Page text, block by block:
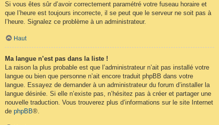
Si vous êtes sûr d’avoir correctement paramétré votre fuseau horaire et
que l’heure est toujours incorrecte, il se peut que le serveur ne soit pas à
l’heure. Signalez ce problème à un administrateur.
Haut
Ma langue n’est pas dans la liste !
La raison la plus probable est que l’administrateur n’ait pas installé votre
langue ou bien que personne n’ait encore traduit phpBB dans votre
langue. Essayez de demander à un administrateur du forum d’installer la
langue désirée. Si elle n’existe pas, n’hésitez pas à créer et partager une
nouvelle traduction. Vous trouverez plus d’informations sur le site Internet
de phpBB®.